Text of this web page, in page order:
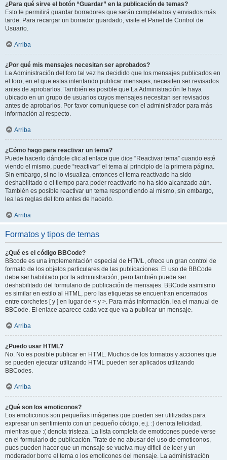
¿Para qué sirve el botón “Guardar” en la publicación de temas?
Esto le permitirá guardar borradores que serán completados y enviados más
tarde. Para recargar un borrador guardado, visite el Panel de Control de
Usuario.
Arriba
¿Por qué mis mensajes necesitan ser aprobados?
La Administración del foro tal vez ha decidido que los mensajes publicados en
el foro, en el que estas intentando publicar mensajes, necesiten ser revisados
antes de aprobarlos. También es posible que La Administración le haya
ubicado en un grupo de usuarios cuyos mensajes necesitan ser revisados
antes de aprobarlos. Por favor comuníquese con el administrador para más
información al respecto.
Arriba
¿Cómo hago para reactivar un tema?
Puede hacerlo dándole clic al enlace que dice “Reactivar tema” cuando esté
viendo el mismo, puede “reactivar” el tema al principio de la primera página.
Sin embargo, si no lo visualiza, entonces el tema reactivado ha sido
deshabilitado o el tiempo para poder reactivarlo no ha sido alcanzado aún.
También es posible reactivar un tema respondiendo al mismo, sin embargo,
lea las reglas del foro antes de hacerlo.
Arriba
Formatos y tipos de temas
¿Qué es el código BBCode?
BBcode es una implementación especial de HTML, ofrece un gran control de
formato de los objetos particulares de las publicaciones. El uso de BBCode
debe ser habilitado por la administración, pero también puede ser
deshabilitado del formulario de publicación de mensajes. BBCode asimismo
es similar en estilo al HTML, pero las etiquetas se encuentran encerrados
entre corchetes [ y ] en lugar de < y >. Para más información, lea el manual de
BBCode. El enlace aparece cada vez que va a publicar un mensaje.
Arriba
¿Puedo usar HTML?
No. No es posible publicar en HTML. Muchos de los formatos y acciones que
se pueden ejecutar utilizando HTML pueden ser aplicados utilizando
BBCodes.
Arriba
¿Qué son los emoticonos?
Los emoticonos son pequeñas imágenes que pueden ser utilizadas para
expresar un sentimiento con un pequeño código, e.j. :) denota felicidad,
mientras que :( denota tristeza. La lista completa de emoticones puede verse
en el formulario de publicación. Trate de no abusar del uso de emoticonos,
pues pueden hacer que un mensaje se vuelva muy difícil de leer y un
moderador borre el tema o los emoticones del mensaje. La administración